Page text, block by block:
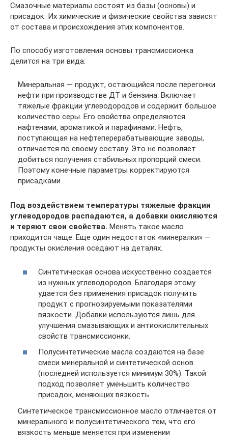
Смазочные материалы состоят из базы (основы) и
присадок. Их химические и физические свойства зависят
от состава и происхождения этих компонентов.
По способу изготовления основы трансмиссионка
делится на три вида:
Минеральная — продукт, остающийся после перегонки
нефти при производстве ДТ и бензина. Включает
тяжелые фракции углеводородов и содержит большое
количество серы. Его свойства определяются
нафтенами, ароматикой и парафинами. Нефть,
поступающая на нефтеперерабатывающие заводы,
отличается по своему составу. Это не позволяет
добиться получения стабильных пропорций смеси.
Поэтому конечные параметры корректируются
присадками.
Под воздействием температуры тяжелые фракции
углеводородов распадаются, а добавки окисляются
и теряют свои свойства. Менять такое масло
приходится чаще. Еще один недостаток «минералки» —
продукты окисления оседают на деталях.
Синтетическая основа искусственно создается
из нужных углеводородов. Благодаря этому
удается без применения присадок получить
продукт с прогнозируемыми показателями
вязкости. Добавки используются лишь для
улучшения смазывающих и антиокислительных
свойств трансмиссионки.
Полусинтетические масла создаются на базе
смеси минеральной и синтетической основ
(последней используется минимум 30%). Такой
подход позволяет уменьшить количество
присадок, меняющих вязкость.
Синтетическое трансмиссионное масло отличается от
минерального и полусинтетического тем, что его
вязкость меньше меняется при изменении